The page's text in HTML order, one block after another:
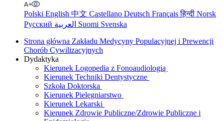
Polski English 中文 Castellano Deutsch Françaisहिन्दी Norsk
Русский
Suomi Svenska
Strona główna Zakładu Medycyny Populacyjnej i Prewencji
Chorób Cywilizacyjnych
Dydaktyka
Kierunek Logopedia z Fonoaudiologią
Kierunek Techniki Dentystyczne
Szkoła Doktorska
Kierunek Pielęgniarstwo
Kierunek Lekarski
Kierunek Zdrowie Publiczne/Zdrowie Publiczne i